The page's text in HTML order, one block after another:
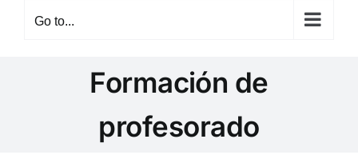
Go to...
Formación de
profesorado